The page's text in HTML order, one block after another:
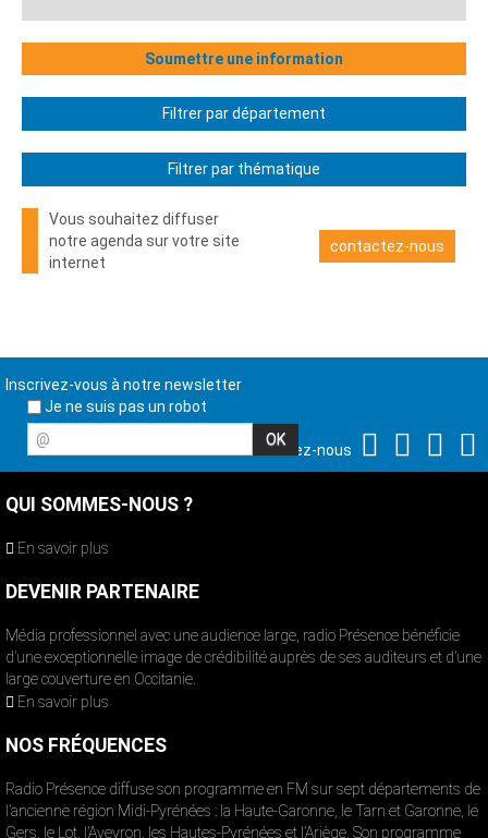
Soumettre une information
Filtrer par département
Filtrer par thématique
Vous souhaitez diffuser
notre agenda sur votre site
internet
contactez-nous
Inscrivez-vous à notre newsletter
Je ne suis pas un robot
@
Suivez-nous
QUI SOMMES-NOUS ?
En savoir plus
DEVENIR PARTENAIRE
Média professionnel avec une audience large, radio Présence bénéficie
d’une exceptionnelle image de crédibilité auprès de ses auditeurs et d’une
large couverture en Occitanie.
En savoir plus
NOS FRÉQUENCES
Radio Présence diffuse son programme en FM sur sept départements de
l’ancienne région Midi-Pyrénées : la Haute-Garonne, le Tarn et Garonne, le
Gers, le Lot, l’Aveyron, les Hautes-Pyrénées et l’Ariège. Son programme